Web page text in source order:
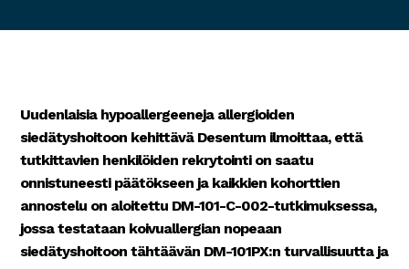
Uudenlaisia hypoallergeeneja allergioiden
siedätyshoitoon kehittävä Desentum ilmoittaa, että
tutkittavien henkilöiden rekrytointi on saatu
onnistuneesti päätökseen ja kaikkien kohorttien
annostelu on aloitettu DM-101-C-002-tutkimuksessa,
jossa testataan koivuallergian nopeaan
siedätyshoitoon tähtäävän DM-101PX:n turvallisuutta ja